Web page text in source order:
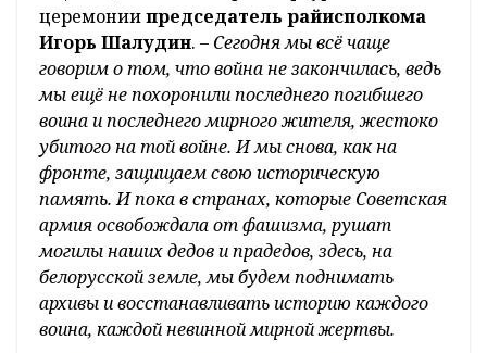
церемониипредседатель райисполкома
Игорь Шалудин. – Сегодня мы всё чаще
говорим о том, что война не закончилась, ведь
мы ещё не похоронили последнего погибшего
воина и последнего мирного жителя, жестоко
убитого на той войне. И мы снова, как на
фронте, защищаем свою историческую
память. И пока в странах, которые Советская
армия освобождала от фашизма, рушат
могилы наших дедов и прадедов, здесь, на
белорусской земле, мы будем поднимать
архивы и восстанавливать историю каждого
воина, каждой невинной мирной жертвы.